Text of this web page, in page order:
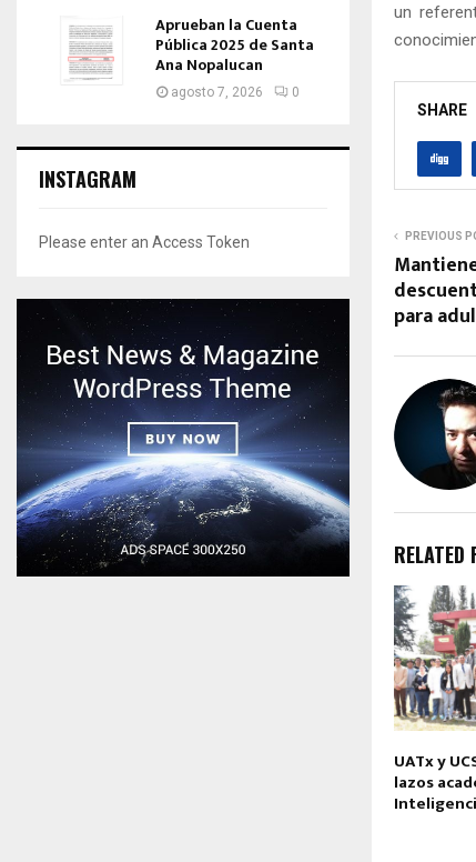
un
SHARE
PREVIOUS
para
RELATED
UATx y
lazos
Aprueban la Cuenta
Pública 2025 de Santa
Ana Nopalucan
agosto 7, 2026 0
INSTAGRAM
Please enter an Access Token